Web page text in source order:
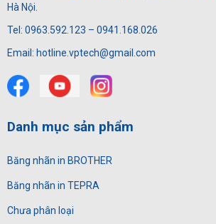
Hà Nội.
Tel: 0963.592.123 – 0941.168.026
Email: hotline.vptech@gmail.com
Danh mục sản phẩm
Băng nhãn in BROTHER
Băng nhãn in TEPRA
Chưa phân loại